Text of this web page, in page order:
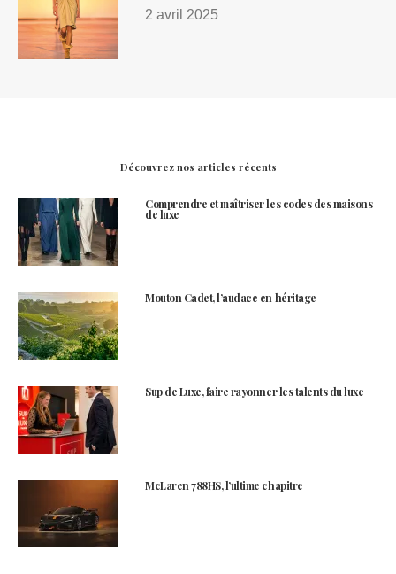
2 avril 2025
Découvrez nos articles récents
Comprendre et maîtriser les codes des maisons
de luxe
Mouton Cadet, l’audace en héritage
Sup de Luxe, faire rayonner les talents du luxe
McLaren 788HS, l’ultime chapitre